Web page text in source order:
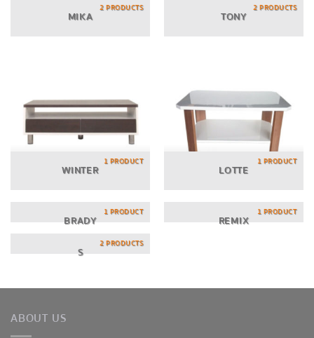
MIKA
2 PRODUCTS
TONY
2 PRODUCTS
WINTER
1 PRODUCT
LOTTE
1 PRODUCT
BRADY
1 PRODUCT
REMIX
1 PRODUCT
S
2 PRODUCTS
ABOUT US